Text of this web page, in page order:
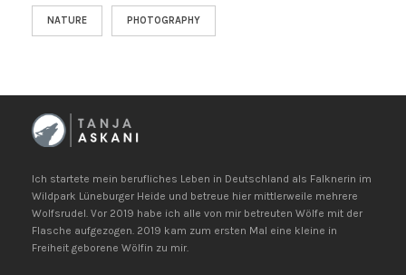
NATURE PHOTOGRAPHY
Ich startete mein berufliches Leben in Deutschland als Falknerin im
Wildpark Lüneburger Heide und betreue hier mittlerweile mehrere
Wolfsrudel. Vor 2019 habe ich alle von mir betreuten Wölfe mit der
Flasche aufgezogen. 2019 kam zum ersten Mal eine kleine in
Freiheit geborene Wölfin zu mir.